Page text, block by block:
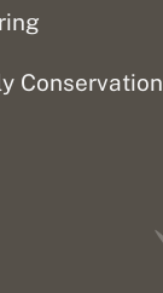
Conservation